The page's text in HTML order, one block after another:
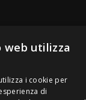
web utilizza
i cookie per
di